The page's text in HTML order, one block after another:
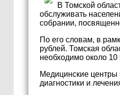
В Томской
обслуживать
собрании,
По его словам, в
рублей. Томская
необходимо около 10
Медицинские центры
диагностики и